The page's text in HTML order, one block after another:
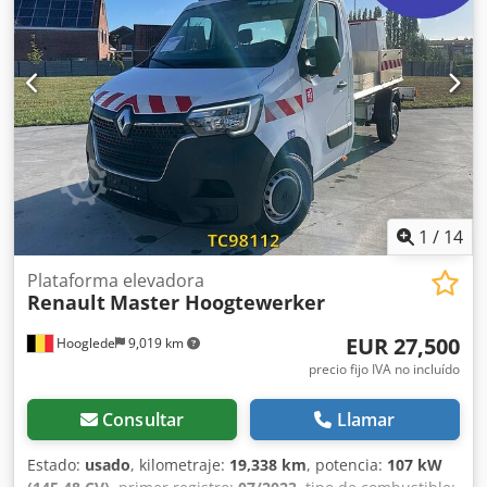
Opciones y accesorios adicionales = - Limitador de
velocidad Chsdpjzrcx Refx Aidja - Control de estabilidad -
Corriente alterna = Más información = Medida de
neumáticos: 225/65R16C Frenos: Frenos de disco
Suspensión: Suspensión de ballesta Eje delantero:
Direccional; Profundidad del neumático izquierdo: 3 mm;
Profundidad del neumático derecho: 4 mm Eje trasero:
Profundidad del neumático izquierdo: 11 mm; Profundidad
del neumático derecho: 9 mm Tara: 3.055 kg Carga útil:
445 kg MMA: 3.500 kg Daños: ninguno
1 / 14
Hooglede 9,019 km
Plataforma elevadora
Renault Master Hoogtewerker
EUR 27,500
precio fijo IVA no incluído
Consultar Llamar
Estado: usado, kilometraje: 19,338 km, potencia: 107 kW